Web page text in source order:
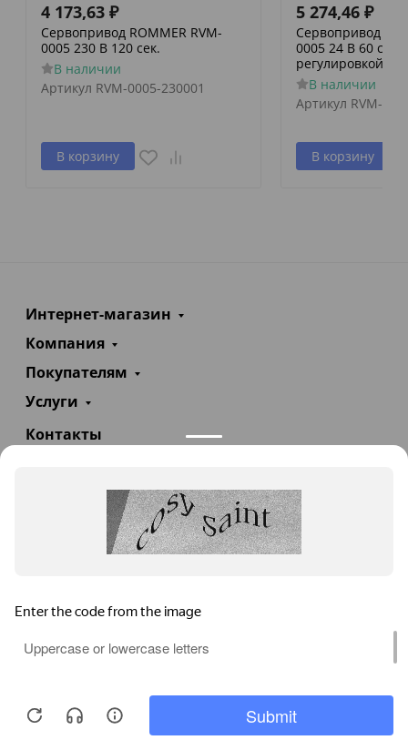
4 173,63 ₽
Сервопривод ROMMER RVM-
0005 230 В 120 сек.
В наличии
Артикул RVM-0005-230001
В корзину
5 274,46 ₽
Сервопривод
0005 24 В 60
регулировкой по
В наличии
Артикул RVM-
В корзину
Интернет-магазин
Компания
Покупателям
Услуги
Контакты
info@teploexpert.com
Пн—Сб 09:00 – 18:00
TeploExpert.com © 2008 - 2026 Оборудование для
систем отопления, водоснабжения, канализации